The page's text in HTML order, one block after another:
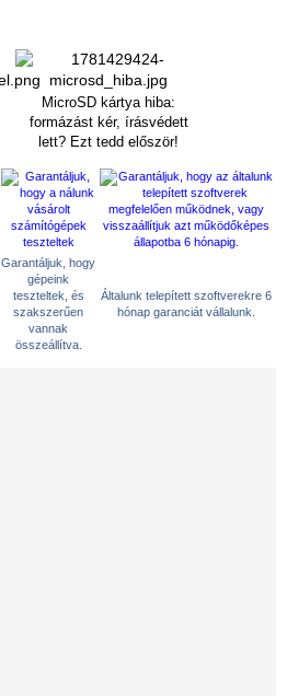
MicroSD kártya hiba:
formázást kér, írásvédett
lett? Ezt tedd először!
Garantáljuk, hogy
gépeink
teszteltek, és
szakszerűen
vannak
összeállítva.
Általunk telepített szoftverekre 6
hónap garanciát vállalunk.